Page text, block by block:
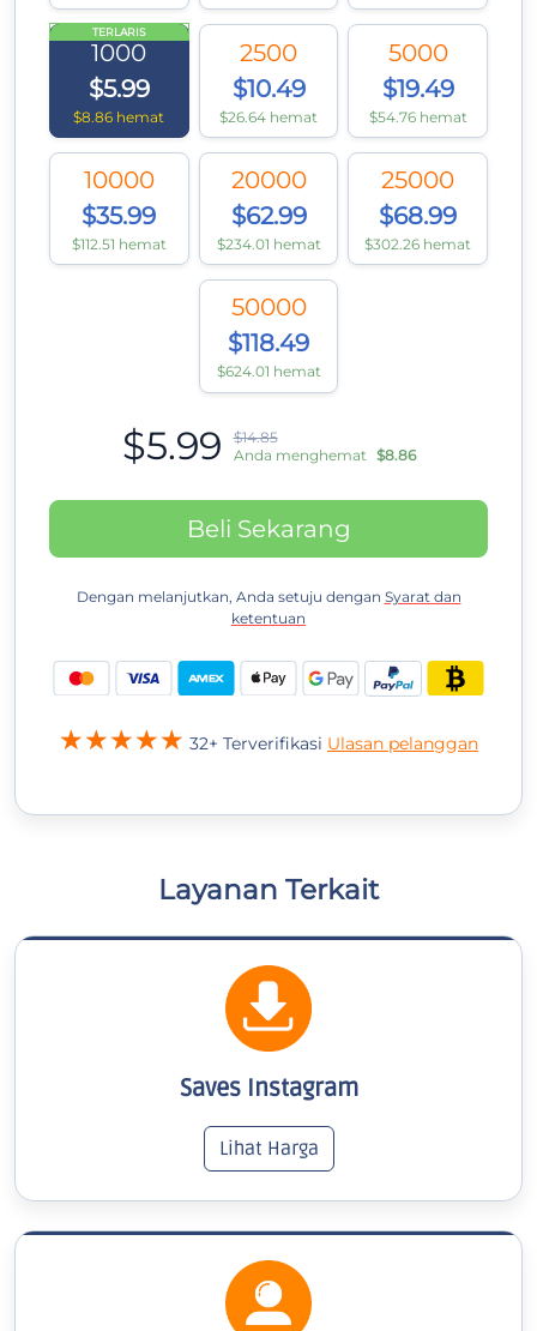
TERLARIS
1000
$5.99
$8.86 hemat
2500
$10.49
$26.64 hemat
5000
$19.49
$54.76 hemat
10000
$35.99
$112.51 hemat
20000
$62.99
$234.01 hemat
25000
$68.99
$302.26 hemat
50000
$118.49
$624.01 hemat
$5.99
$14.85
Anda menghemat $8.86
Beli Sekarang
Dengan melanjutkan, Anda setuju dengan Syarat dan
ketentuan
32+ Terverifikasi Ulasan pelanggan
Layanan Terkait
Saves Instagram
Lihat Harga